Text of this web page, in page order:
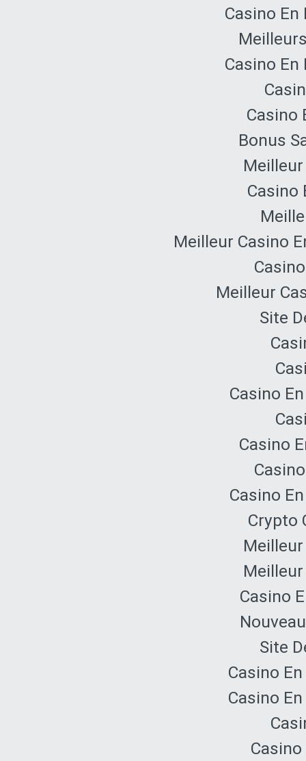
Casino En
Casino En
Casino
Bonus
Casino
Meilleur Casino
Meilleur
Site
Casino
Casino
Casino
Crypto
Casino
Site
Casino
Casino